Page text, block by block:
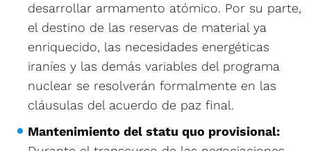
desarrollar armamento atómico. Por su parte,
el destino de las reservas de material ya
enriquecido, las necesidades energéticas
iraníes y las demás variables del programa
nuclear se resolverán formalmente en las
cláusulas del acuerdo de paz final.
Mantenimiento del statu quo provisional: